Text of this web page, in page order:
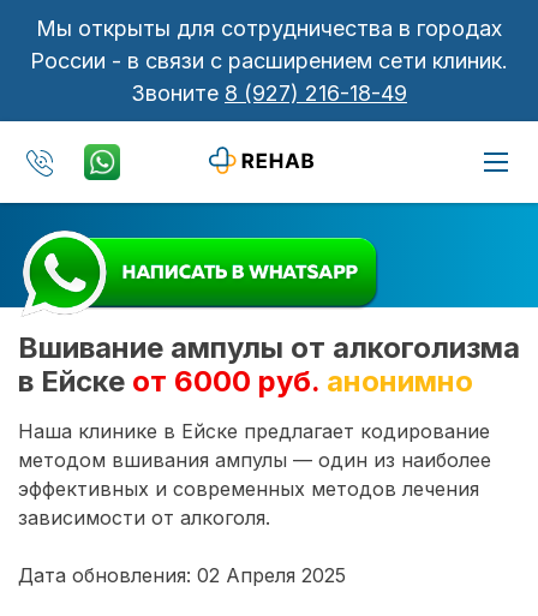
Мы открыты для сотрудничества в городах
России - в связи с расширением сети клиник.
Звоните 8 (927) 216-18-49
Вшивание ампулы от алкоголизма
в Ейске от 6000 руб. анонимно
Наша клинике в Ейске предлагает кодирование
методом вшивания ампулы — один из наиболее
эффективных и современных методов лечения
зависимости от алкоголя.
Дата обновления: 02 Апреля 2025